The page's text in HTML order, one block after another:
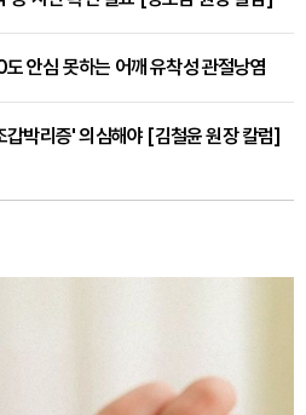
안심 못하는 어깨 유착성 관절낭염
갑박리증' 의심해야 [김철윤 원장 칼럼]